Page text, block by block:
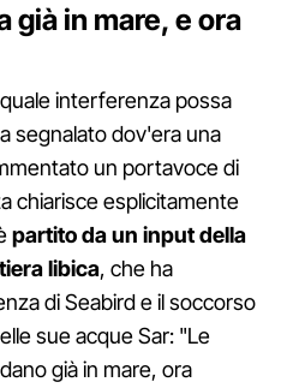
già in mare, e ora
interferenza possa
segnalato dov'era una
un portavoce di
chiarisce esplicitamente
partito da un input della
libica, che ha
di Seabird e il soccorso
sue acque Sar: "Le
già in mare, ora